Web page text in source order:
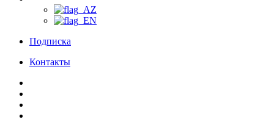
Подписка
Контакты